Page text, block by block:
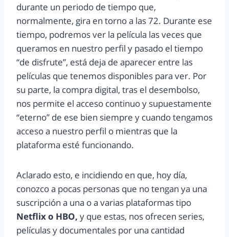
durante un periodo de tiempo que,
normalmente, gira en torno a las 72. Durante ese
tiempo, podremos ver la película las veces que
queramos en nuestro perfil y pasado el tiempo
“de disfrute”, está deja de aparecer entre las
películas que tenemos disponibles para ver. Por
su parte, la compra digital, tras el desembolso,
nos permite el acceso continuo y supuestamente
“eterno” de ese bien siempre y cuando tengamos
acceso a nuestro perfil o mientras que la
plataforma esté funcionando.
Aclarado esto, e incidiendo en que, hoy día,
conozco a pocas personas que no tengan ya una
suscripción a una o a varias plataformas tipo
Netflix o HBO, y que estas, nos ofrecen series,
películas y documentales por una cantidad